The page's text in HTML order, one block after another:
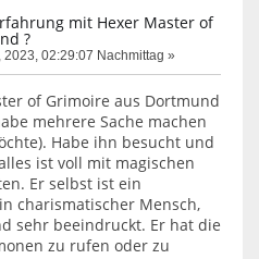
mit Hexer Master of
?
2023, 02:29:07 Nachmittag »
of Grimoire aus Dortmund
mehrere Sache machen
Habe ihn besucht und
ist voll mit magischen
Er selbst ist ein
charismatischer Mensch,
sehr beeindruckt. Er hat die
zu rufen oder zu